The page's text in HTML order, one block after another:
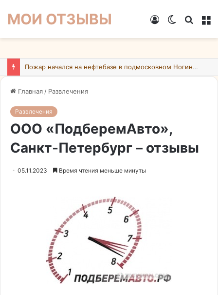
МОИ ОТЗЫВЫ
Switch
Войти
Пожар начался на нефтебазе в подмосковном Ногинске в результате атаки БПЛА ВСУ
Главная / Развлечения
Развлечения
ООО «ПодберемАвто»,
Санкт-Петербург – отзывы
05.11.2023 Время чтения меньше минуты